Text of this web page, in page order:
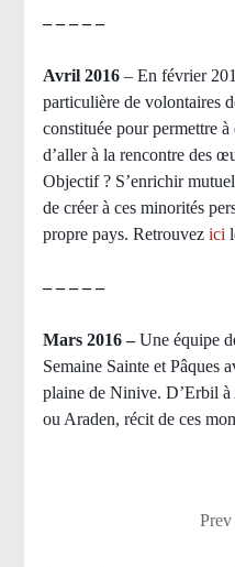
– – – – –
Avril 2016– En février
particulière de volontaires
constituée pour permettre
d’aller à la rencontre des
Objectif ? S’enrichir
de créer à ces minorités
propre pays. Retrouvez ici
– – – – –
Mars 2016 –Une équipe
Semaine Sainte et Pâques
plaine de Ninive. D’Erbil à
ou Araden, récit de ces
Prev